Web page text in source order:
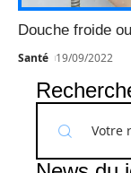
Douche froide
Santé 19/09/2022